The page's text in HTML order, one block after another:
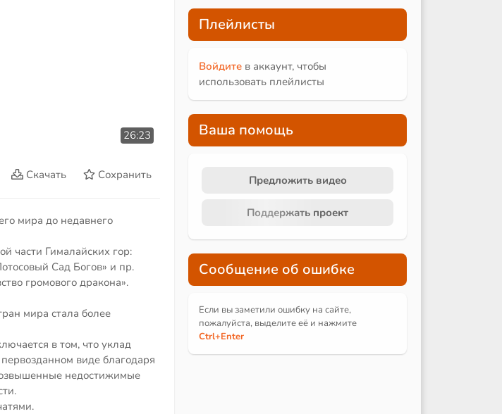
26:23
Скачать Сохранить
мира до недавнего
части Гималайских гор:
Сад Богов» и пр.
громового дракона».
мира стала более
в том, что уклад
виде благодаря
недостижимые
Плейлисты
Войдите в аккаунт, чтобы
использовать плейлисты
Ваша помощь
Предложить видео
Поддержать проект
Сообщение об ошибке
Если вы заметили ошибку на сайте,
пожалуйста, выделите её и нажмите
Ctrl+Enter